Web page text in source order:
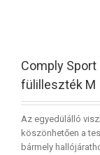
Comply
fülilleszték M
Az egyedülálló
köszönhetően a
bármely